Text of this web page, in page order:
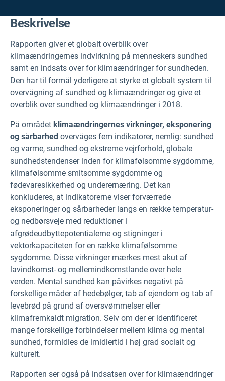
Beskrivelse
Rapporten giver et globalt overblik over
klimaændringernes indvirkning på menneskers sundhed
samt en indsats over for klimaændringer for sundheden.
Den har til formål yderligere at styrke et globalt system til
overvågning af sundhed og klimaændringer og give et
overblik over sundhed og klimaændringer i 2018.
På området klimaændringernes virkninger, eksponering
og sårbarhed overvåges fem indikatorer, nemlig: sundhed
og varme, sundhed og ekstreme vejrforhold, globale
sundhedstendenser inden for klimafølsomme sygdomme,
klimafølsomme smitsomme sygdomme og
fødevaresikkerhed og underernæring. Det kan
konkluderes, at indikatorerne viser forværrede
eksponeringer og sårbarheder langs en række temperatur-
og nedbørsveje med reduktioner i
afgrødeudbyttepotentialerne og stigninger i
vektorkapaciteten for en række klimafølsomme
sygdomme. Disse virkninger mærkes mest akut af
lavindkomst- og mellemindkomstlande over hele
verden. Mental sundhed kan påvirkes negativt på
forskellige måder af hedebølger, tab af ejendom og tab af
levebrød på grund af oversvømmelser eller
klimafremkaldt migration. Selv om der er identificeret
mange forskellige forbindelser mellem klima og mental
sundhed, formidles de imidlertid i høj grad socialt og
kulturelt.
Rapporten ser også på indsatsen over for klimaændringer